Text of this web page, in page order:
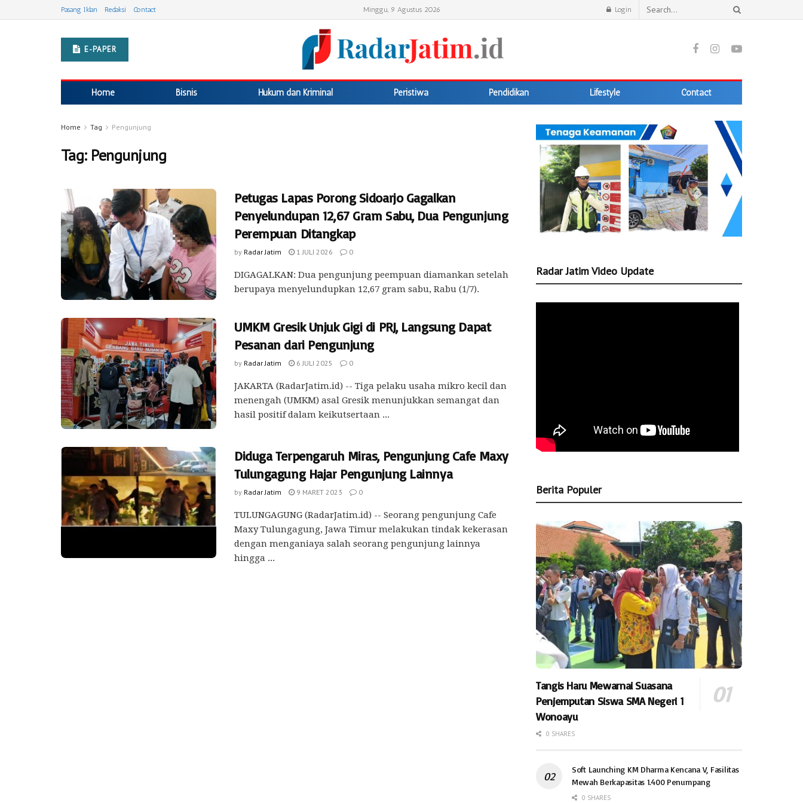
Pasang Iklan Redaksi Contact Minggu, 9 Agustus 2026 Login
E-PAPER
Home Bisnis Hukum dan Kriminal Peristiwa Pendidikan Lifestyle Contact
Home Tag Pengunjung
Tag: Pengunjung
Petugas Lapas Porong Sidoarjo Gagalkan
Penyelundupan 12,67 Gram Sabu, Dua Pengunjung
Perempuan Ditangkap
by Radar Jatim 1 JULI 2026 0
DIGAGALKAN: Dua pengunjung peempuan diamankan setelah
berupaya menyelundupkan 12,67 gram sabu, Rabu (1/7).
UMKM Gresik Unjuk Gigi di PRJ, Langsung Dapat
Pesanan dari Pengunjung
by Radar Jatim 6 JULI 2025 0
JAKARTA (RadarJatim.id) -- Tiga pelaku usaha mikro kecil dan
menengah (UMKM) asal Gresik menunjukkan semangat dan
hasil positif dalam keikutsertaan ...
Diduga Terpengaruh Miras, Pengunjung Cafe Maxy
Tulungagung Hajar Pengunjung Lainnya
by Radar Jatim 9 MARET 2023 0
TULUNGAGUNG (RadarJatim.id) -- Seorang pengunjung Cafe
Maxy Tulungagung, Jawa Timur melakukan tindak kekerasan
dengan menganiaya salah seorang pengunjung lainnya
hingga ...
Radar Jatim Video Update
Berita Populer
Tangis Haru Mewarnai Suasana
Penjemputan Siswa SMA Negeri 1
Wonoayu
0 SHARES
Soft Launching KM Dharma Kencana V, Fasilitas
Mewah Berkapasitas 1.400 Penumpang
0 SHARES